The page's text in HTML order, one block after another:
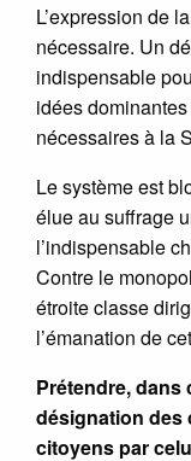
L’expression de
nécessaire. Un
indispensable
idées
nécessaires à la
Le système est
élue au suffrage
l’indispensable
Contre le
étroite classe
l’émanation de
Prétendre, dans
désignation des
citoyens par